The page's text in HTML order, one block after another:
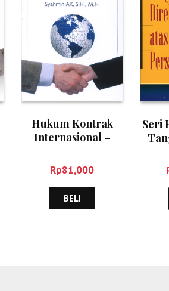
Hukum Kontrak
Internasional –
Rp81,000
BELI
Seri